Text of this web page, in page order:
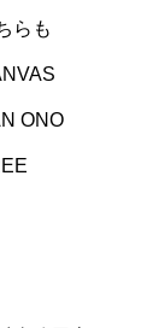
らも
ONO